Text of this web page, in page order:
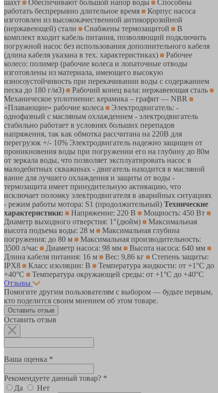
шахт Обеспечивают большой напор воды
Способны
работать беспрерывно длительное время
Корпус насоса
изготовлен из высококачественной антикоррозийной
(нержавеющей) стали
Снабжены термозащитой
В
комплект входит кабель питания, позволяющий подключить
погружной насос без использования дополнительного кабеля
(длина кабеля указана в тех. характеристиках)
Рабочее
колесо: полимер (рабочие колеса и лопаточные отводы
изготовлены из материала, имеющего высокую
износоустойчивость при перекачивании воды с содержанием
песка до 180 г/м3)
Рабочий конец вала: нержавеющая сталь
Механическое уплотнение: керамика – графит — NBR
«Плавающие» рабочие колеса
Электродвигатель: -
однофазный с масляным охлаждением - электродвигатель
стабильно работает в условиях больших перепадов
напряжения, так как обмотка рассчитана на 220В для
перегрузок +/- 10% Электродвигатель надежно защищен от
проникновения воды при погружении его на глубину до 80м
от зеркала воды, что позволяет эксплуатировать насос в
малодебитных скважинах - двигатель находится в масляной
ванне для лучшего охлаждения и защиты от воды -
термозащита имеет принудительную активацию, что
исключает поломку электродвигателя в аварийных ситуациях
- режим работы мотора: S1 (продолжительный) Технические
характеристики:
Напряжение: 220 В
Мощность: 450 Вт
Диаметр выходного отверстия: 1″(дюйм)
Максимальная
высота подъема воды: 28 м
Максимальная глубина
погружения: до 80 м
Максимальная производительность:
3500 л/час
Диаметр насоса: 98 мм
Высота насоса: 640 мм
Длина кабеля питания: 16 м
Вес: 9,86 кг
Степень защиты:
IPX8
Класс изоляции: B
Температура жидкости: от +1°С до
+40°С
Температура окружающей среды: от +1°С до +40°С
Отзывы
Помогите другим пользователям с выбором — будьте первым,
кто поделится своим мнением об этом товаре.
Оставить отзыв
Оставить отзыв
Ваша оценка *
Рекомендуете данный товар? *
Да
Нет